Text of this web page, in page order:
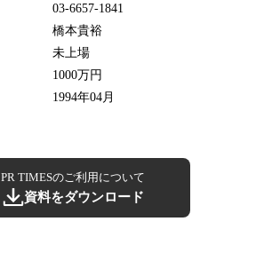
03-6657-1841
橋本貴裕
未上場
1000万円
1994年04月
PR TIMESのご利用について
資料をダウンロード